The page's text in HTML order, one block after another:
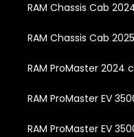
RAM Chassis Cab
RAM Chassis Cab
RAM ProMaster
RAM ProMaster EV
RAM ProMaster EV